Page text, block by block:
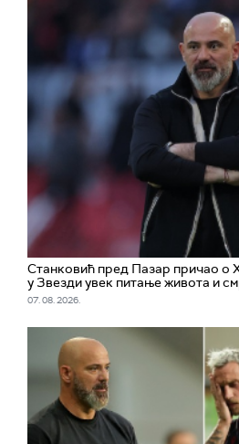
Станковић пред Пазар причао о
у Звезди увек питање живота и
07. 08. 2026.